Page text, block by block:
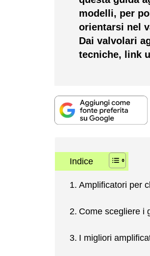
modelli, per
orientarsi nel
Dai valvolari
tecniche, link
Indice
Amplificatori per
Come scegliere i
I migliori